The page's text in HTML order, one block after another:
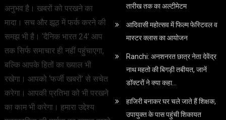
अनुभव है। खबरों को परखने का
मादा। सच और झूठ में फर्क करने की
समझ भी है। ‘दैनिक भारत 24’ आप
तक सिर्फ समाचार ही नहीं पहुंचाएगा,
बल्कि आपके हितों का ख्याल भी
रखेगा। आपको ‘फर्जी खबरों’ से सचेत
करेगा। आपकी प्रतिभा को भी परखने
का काम भी करेगा। हमारा उद्देश्य
तारीख तक का अल्टीमेटम
आदिवासी महोत्सव में फिल्म फेस्टिवल व
मास्टर क्लास का आयोजन
Ranchi: अनशनरत छात्र नेता देवेंद्र
नाथ महतो की बिगड़ी तबीयत, जानें
डॉक्टरों ने क्या कहा…
हाजिरी बनाकर घर चले जाते हैं शिक्षक,
उपायुक्त के पास पहुंची शिकायत